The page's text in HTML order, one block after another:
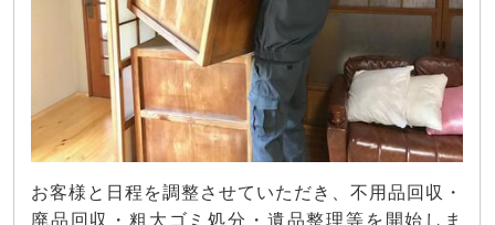
お客様と日程を調整させていただき、不用品回収・
廃品回収・粗大ゴミ処分・遺品整理等を開始しま